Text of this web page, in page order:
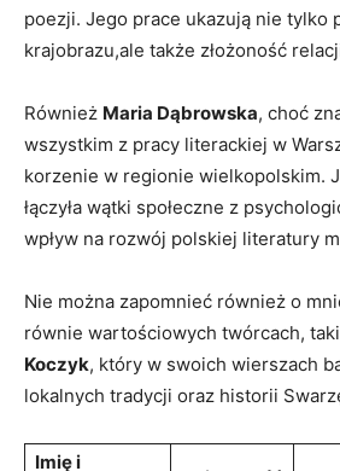
poezji. Jego prace ukazują nie tylko
krajobrazu,ale także złożoność
Również Maria Dąbrowska, choć
wszystkim z pracy literackiej w
korzenie w regionie wielkopolskim.
łączyła wątki społeczne z
wpływ na rozwój polskiej literatury
Nie można zapomnieć również o
równie wartościowych twórcach,
Koczyk, który w swoich wierszach
lokalnych tradycji oraz historii
Imię i